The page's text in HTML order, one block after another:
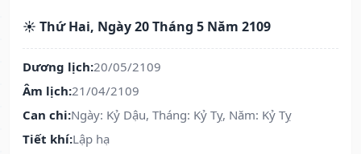
☀️ Thứ Hai, Ngày 20 Tháng 5 Năm 2109
Dương lịch:20/05/2109
Âm lịch:21/04/2109
Can chi:Ngày: Kỷ Dậu, Tháng: Kỷ Tỵ, Năm: Kỷ Tỵ
Tiết khí:Lập hạ